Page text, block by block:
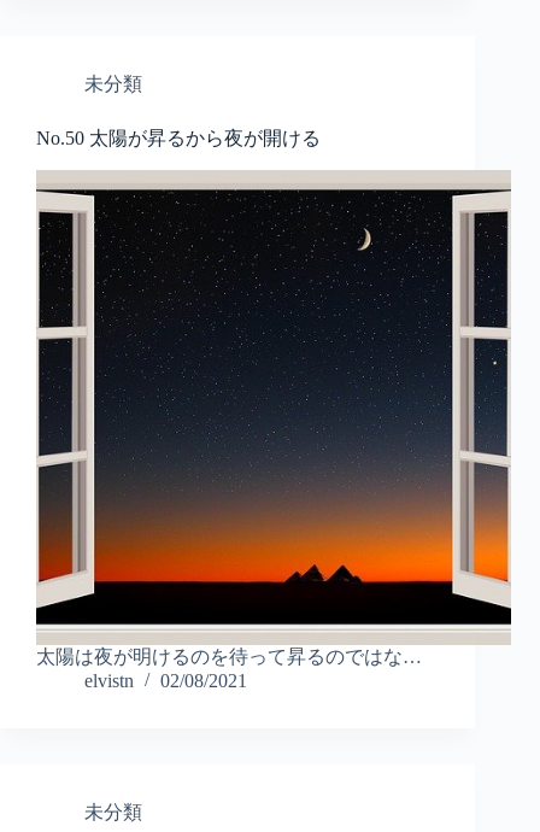
未分類
No.50 太陽が昇るから夜が開ける
太陽は夜が明けるのを待って昇るのではな…
elvistn
02/08/2021
未分類